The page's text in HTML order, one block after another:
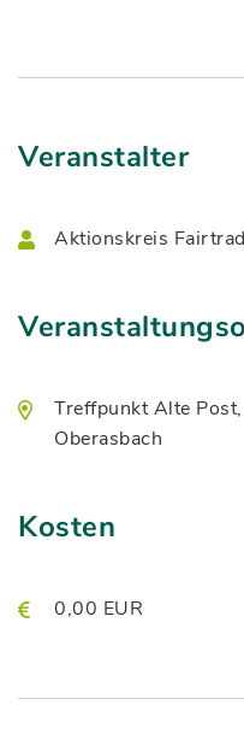
Veranstalter
Aktionskreis
Treffpunkt Alte
Oberasbach
Kosten
0,00 EUR